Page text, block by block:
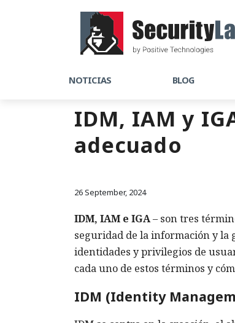
NOTICIAS BLOG
IDM, IAM y
adecuado
26 September, 2024
IDM, IAM e IGA– son tres
seguridad de la información y la
identidades y privilegios de
cada uno de estos términos y
IDM (Identity